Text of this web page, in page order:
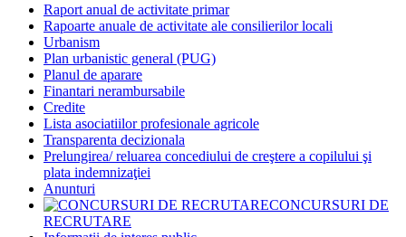
Raport anual de activitate primar
Rapoarte anuale de activitate ale consilierilor locali
Urbanism
Plan urbanistic general (PUG)
Planul de aparare
Finantari nerambursabile
Credite
Lista asociatiilor profesionale agricole
Transparenta decizionala
Prelungirea/ reluarea concediului de creştere a copilului şi
plata indemnizaţiei
Anunturi
CONCURSURI DE
RECRUTARE